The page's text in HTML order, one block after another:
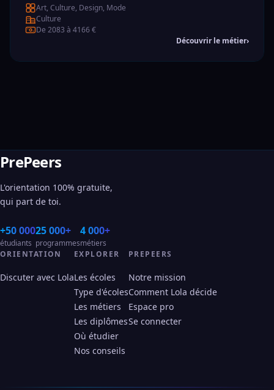
Art, Culture, Design, Mode
Culture
De 2083 à 4166 €
Découvrir le métier›
PrePeers
L'orientation 100% gratuite,
qui part de toi.
+50 000
étudiants
25 000+
programmes
4 000+
métiers
ORIENTATION
Discuter avec Lola
EXPLORER
Les écoles
Type d'écoles
Les métiers
Les diplômes
Où étudier
Nos conseils
PREPEERS
Notre mission
Comment Lola décide
Espace pro
Se connecter